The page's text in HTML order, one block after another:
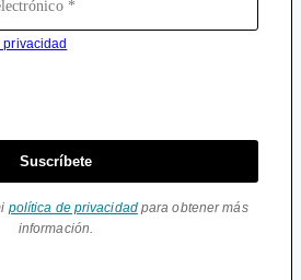
Suscríbete
política de privacidadpara obtener más
información.